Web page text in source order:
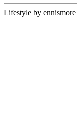
Lifestyle by ennismore